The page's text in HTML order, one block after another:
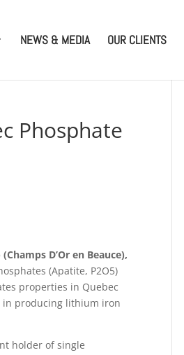
NEWS & MEDIA OUR CLIENTS
Phosphate
D’Or en Beauce),
(Apatite, P2O5)
properties in Quebec
in producing lithium iron
holder of single